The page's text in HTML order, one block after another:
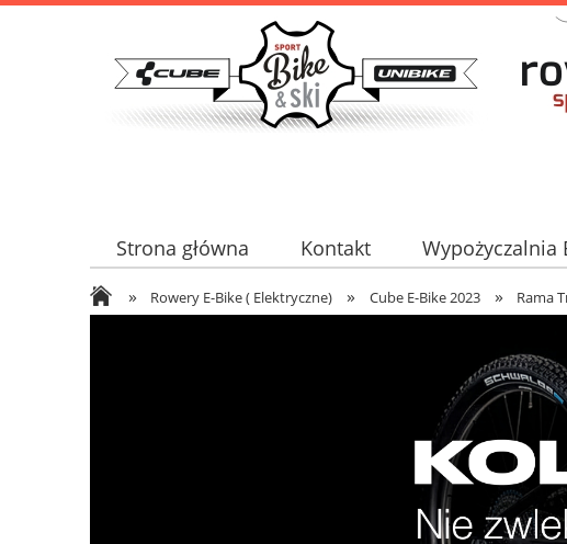
Strona główna Kontakt Wypożyczalnia
Serwis certyfikowany
Kontakt Partner
» Rowery E-Bike ( Elektryczne) » Cube E-Bike 2023 » Rama